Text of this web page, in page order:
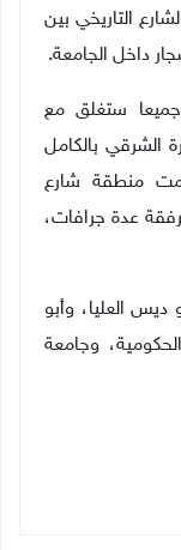
التاريخي بين
داخل الجامعة.
ستغلق مع
الشرقي بالكامل
منطقة شارع
عدة جرافات،
العليا، وأبو
وجامعة